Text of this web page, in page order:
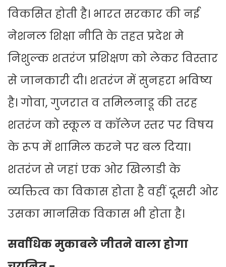
विकसित होती है। भारत सरकार की नई
नेशनल शिक्षा नीति के तहत प्रदेश मे
निशुल्क शतरंज प्रशिक्षण को लेकर विस्तार
से जानकारी दी। शतरंज में सुनहरा भविष्य
है। गोवा, गुजरात व तमिलनाडू की तरह
शतरंज को स्कूल व कॉलेज स्तर पर विषय
के रूप में शामिल करने पर बल दिया।
शतरंज से जहां एक ओर खिलाडी के
व्यक्तित्व का विकास होता है वहीं दूसरी ओर
उसका मानसिक विकास भी होता है।
सर्वाधिक मुकाबले जीतने वाला होगा